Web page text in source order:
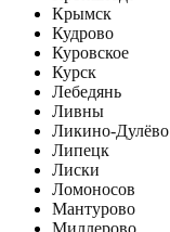
Крымск
Кудрово
Куровское
Курск
Лебедянь
Ливны
Ликино-Дулёво
Липецк
Лиски
Ломоносов
Мантурово